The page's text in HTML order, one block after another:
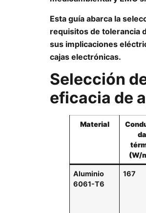
Esta guía abarca la
requisitos de tolerancia
sus implicaciones
cajas electrónicas.
Selección
eficacia de
Material
(W/
Aluminio
6061-T6
167